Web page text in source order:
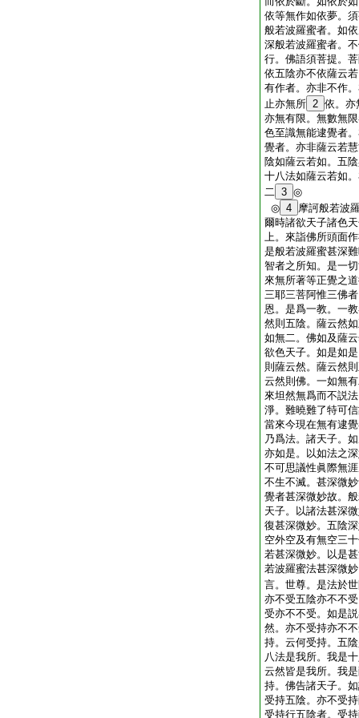
依等無作如依夢。
般若波羅蜜者。如
深般若波羅蜜者。
行。佛語須菩提。
依五陰亦不依薩云
有作者。亦非不作
止亦無所 2 依。亦
亦無有限。無數無
色至識無能逮覺者
覺者。亦非薩云若
陰如薩云若如。五
十八法如薩云若如
二 3 ◎
◎ 4 摩訶般若波
爾時諸欲天子諸色
上。來詣佛所頭面
是般若波羅蜜甚深
智者之所知。是一
來無所著等正覺之
三耶三菩阿惟三佛
恩。是爲一教。一
然則五陰。薩云然
如無二。佛如及薩
欲色天子。如是如
則薩云然。薩云然
云然則佛。一如無
來坦然無爲而不説
淨。難曉難了特可
當來今現在無有逮
乃爲法。諸天子。
亦如是。以如法之
不可思議性眞際無
不生不滅。甚深微
覺者甚深微妙故。
天子。以諸法甚深
復甚深微妙。五陰
空外空及有無空三
若甚深微妙。以是
若波羅蜜法甚深微
言。世尊。是法於
亦不受五陰亦不不
受亦不不受。如是
然。亦不受持亦不
持。云何受持。五
八法是我所。我是
云然皆是我所。我
持。佛告諸天子。
受持五陰。亦不受
受持行五陰者。受